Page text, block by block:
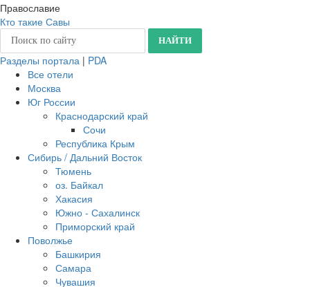
Православие
Кто такие Савы
Разделы портала | PDA
Все отели
Москва
Юг России
Краснодарский край
Сочи
Республика Крым
Сибирь / Дальний Восток
Тюмень
оз. Байкал
Хакасия
Южно - Сахалинск
Приморский край
Поволжье
Башкирия
Самара
Чувашия